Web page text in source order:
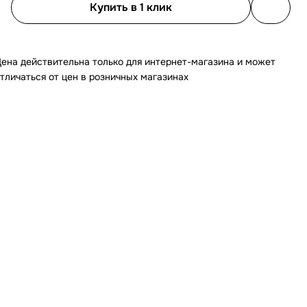
Купить в 1 клик
действительна только для интернет-магазина и может
от цен в розничных магазинах